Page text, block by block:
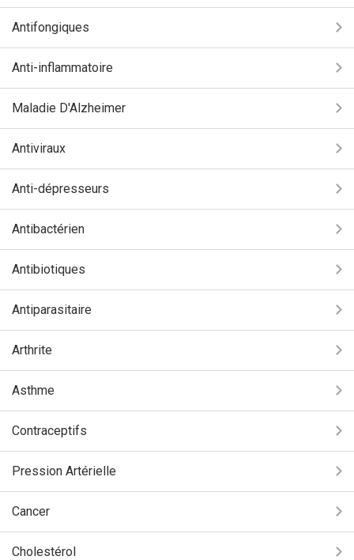
Antifongiques
Anti-inflammatoire
Maladie D'Alzheimer
Antiviraux
Anti-dépresseurs
Antibactérien
Antibiotiques
Antiparasitaire
Arthrite
Asthme
Contraceptifs
Pression Artérielle
Cancer
Cholestérol